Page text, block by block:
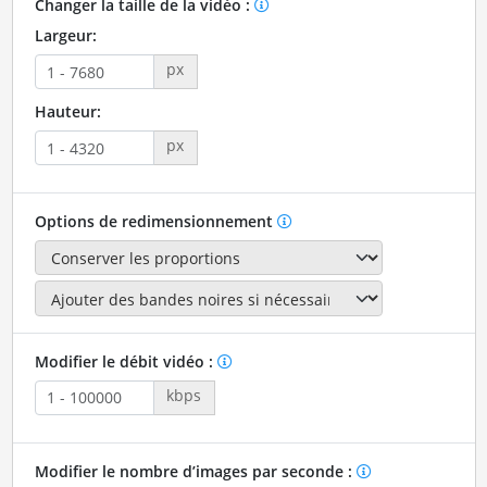
Changer la taille de la vidéo :
Largeur:
px
Hauteur:
px
Options de redimensionnement
Modifier le débit vidéo :
kbps
Modifier le nombre d’images par seconde :